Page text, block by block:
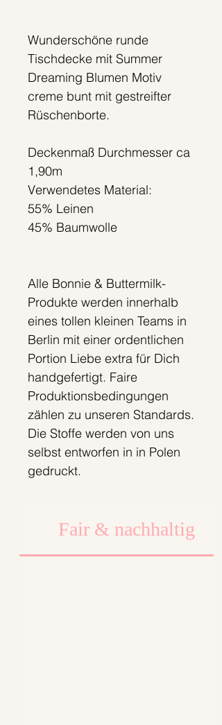
Wunderschöne runde
Tischdecke mit Summer
Dreaming Blumen Motiv
creme bunt mit gestreifter
Rüschenborte.
Deckenmaß Durchmesser ca
1,90m
Verwendetes Material:
55% Leinen
45% Baumwolle
Alle Bonnie & Buttermilk-
Produkte werden innerhalb
eines tollen kleinen Teams in
Berlin mit einer ordentlichen
Portion Liebe extra für Dich
handgefertigt. Faire
Produktionsbedingungen
zählen zu unseren Standards.
Die Stoffe werden von uns
selbst entworfen in in Polen
gedruckt.
Fair & nachhaltig